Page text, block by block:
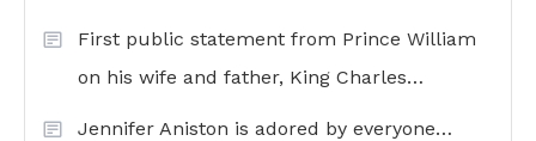
First public statement from Prince William
on his wife and father, King Charles…
Jennifer Aniston is adored by everyone…